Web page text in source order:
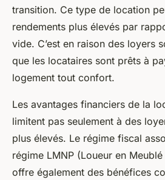
transition. Ce type de location
rendements plus élevés par
vide. C’est en raison des loyers
que les locataires sont prêts à
logement tout confort.
Les avantages financiers de la
limitent pas seulement à des
plus élevés. Le régime fiscal
régime LMNP (Loueur en
offre également des bénéfices